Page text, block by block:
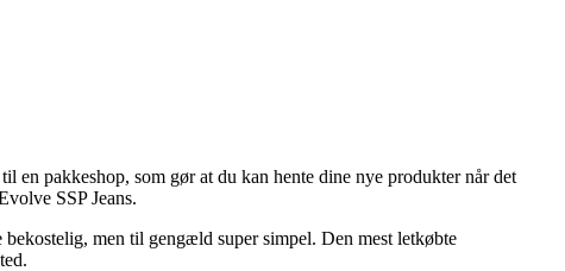
en pakkeshop, som gør at du kan hente dine nye produkter når det
SSP Jeans.
men til gengæld super simpel. Den mest letkøbte